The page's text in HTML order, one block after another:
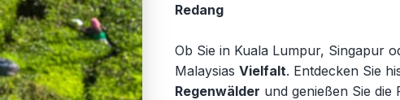
Redang
Ob Sie in Kuala Lumpur, Singapur
MalaysiasVielfalt. Entdecken Sie
Regenwälder und genießen Sie die